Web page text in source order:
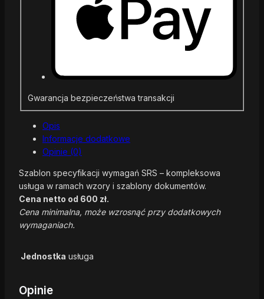
Gwarancja bezpieczeństwa transakcji
Opis
Informacje dodatkowe
Opinie (0)
Szablon specyfikacji wymagań SRS – kompleksowa
usługa w ramach wzory i szablony dokumentów.
Cena netto od 600 zł.
Cena minimalna, może wzrosnąć przy dodatkowych
wymaganiach.
Jednostka usługa
Opinie